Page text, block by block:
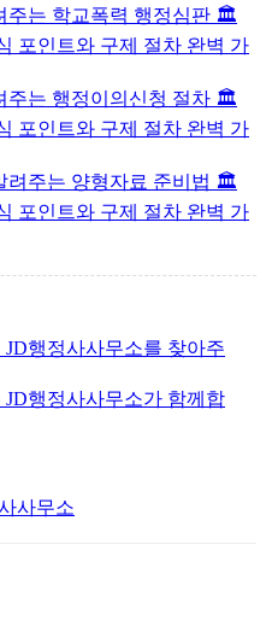
주는 학교폭력 행정심판 🏛️
포인트와 구제 절차 완벽 가
주는 행정이의신청 절차 🏛️
포인트와 구제 절차 완벽 가
려주는 양형자료 준비법 🏛️
포인트와 구제 절차 완벽 가
행정사사무소를 찾아주
JD행정사사무소가 함께합